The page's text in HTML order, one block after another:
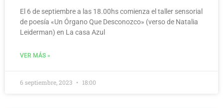
El 6 de septiembre a las 18.00hs comienza el taller sensorial
de poesía «Un Órgano Que Desconozco» (verso de Natalia
Leiderman) en La casa Azul
VER MÁS »
6 septiembre, 2023 18:00